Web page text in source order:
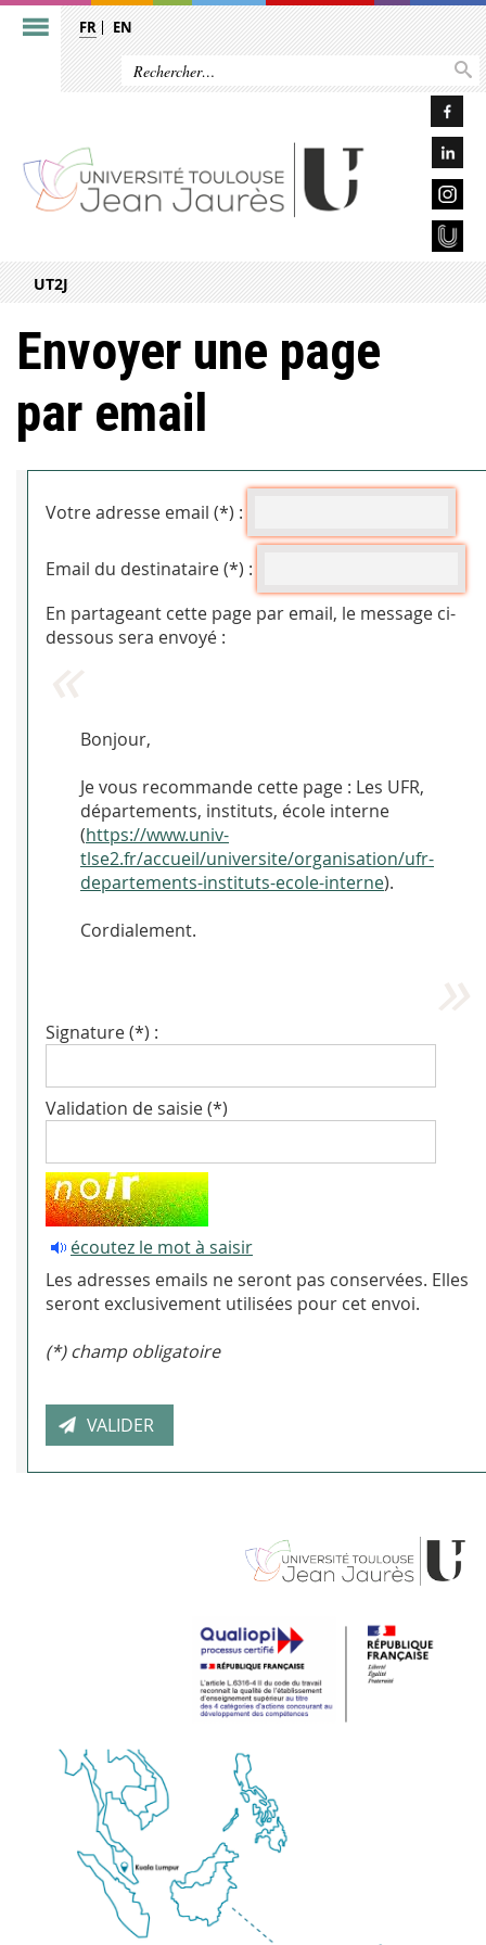
FR EN
UT2J
Envoyer une page
par email
Votre adresse email (*) :
Email du destinataire (*) :
En partageant cette page par email, le message ci-
dessous sera envoyé :
Bonjour,
Je vous recommande cette page : Les UFR,
départements, instituts, école interne
(https://www.univ-
tlse2.fr/accueil/universite/organisation/ufr-
departements-instituts-ecole-interne).
Cordialement.
Signature (*) :
Validation de saisie (*)
écoutez le mot à saisir
Les adresses emails ne seront pas conservées. Elles
seront exclusivement utilisées pour cet envoi.
(*) champ obligatoire